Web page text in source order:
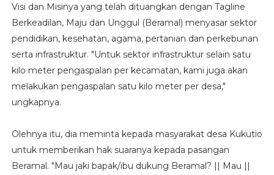
Visi dan Misinya yang telah dituangkan dengan Tagline
Berkeadilan, Maju dan Unggul (Beramal) menyasar sektor
pendidikan, kesehatan, agama, pertanian dan perkebunan
serta infrastruktur. "Untuk sektor infrastruktur selain satu
kilo meter pengaspalan per kecamatan, kami juga akan
melakukan pengaspalan satu kilo meter per desa,"
ungkapnya.
Olehnya itu, dia meminta kepada masyarakat desa Kukutio
untuk memberikan hak suaranya kepada pasangan
Beramal. "Mau jaki bapak/ibu dukung Beramal? || Mau ||